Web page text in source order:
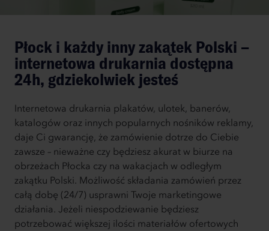
Płock i każdy inny zakątek Polski –
internetowa drukarnia dostępna
24h, gdziekolwiek jesteś
Internetowa drukarnia plakatów, ulotek, banerów,
katalogów oraz innych popularnych nośników reklamy,
daje Ci gwarancję, że zamówienie dotrze do Ciebie
zawsze – nieważne czy będziesz akurat w biurze na
obrzeżach Płocka czy na wakacjach w odległym
zakątku Polski. Możliwość składania zamówień przez
całą dobę (24/7) usprawni Twoje marketingowe
działania. Jeżeli niespodziewanie będziesz
potrzebować większej ilości materiałów ofertowych